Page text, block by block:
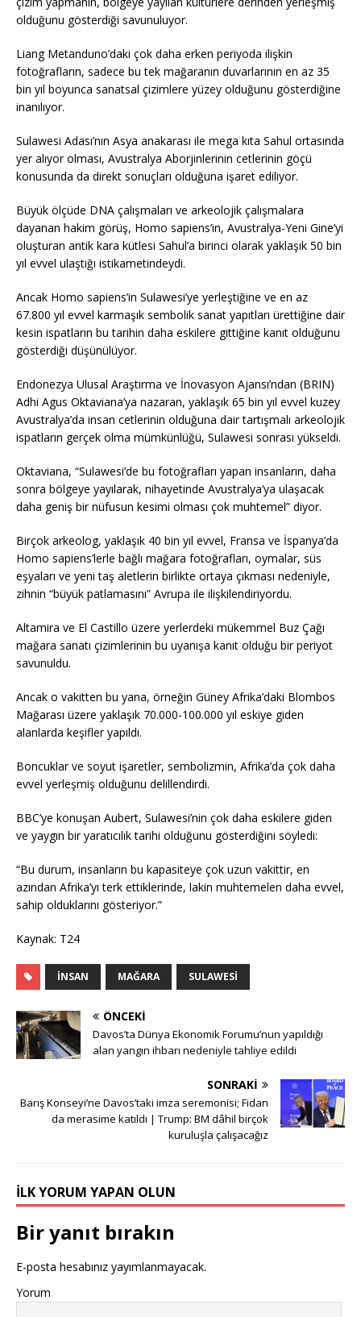
olduğunu gösterdiği savunuluyor.
Liang Metanduno’daki çok daha erken periyoda ilişkin
fotoğrafların, sadece bu tek mağaranın duvarlarının en az 35
bin yıl boyunca sanatsal çizimlere yüzey olduğunu gösterdiğine
inanılıyor.
Sulawesi Adası’nın Asya anakarası ile mega kıta Sahul ortasında
yer alıyor olması, Avustralya Aborjinlerinin cetlerinin göçü
konusunda da direkt sonuçları olduğuna işaret ediliyor.
Büyük ölçüde DNA çalışmaları ve arkeolojik çalışmalara
dayanan hakim görüş, Homo sapiens’in, Avustralya-Yeni Gine’yi
oluşturan antik kara kütlesi Sahul’a birinci olarak yaklaşık 50 bin
yıl evvel ulaştığı istikametindeydi.
Ancak Homo sapiens’in Sulawesi’ye yerleştiğine ve en az
67.800 yıl evvel karmaşık sembolik sanat yapıtları ürettiğine dair
kesin ispatların bu tarihin daha eskilere gittiğine kanıt olduğunu
gösterdiği düşünülüyor.
Endonezya Ulusal Araştırma ve İnovasyon Ajansı’ndan (BRIN)
Adhi Agus Oktaviana’ya nazaran, yaklaşık 65 bin yıl evvel kuzey
Avustralya’da insan cetlerinin olduğuna dair tartışmalı arkeolojik
ispatların gerçek olma mümkünlüğü, Sulawesi sonrası yükseldi.
Oktaviana, “Sulawesi’de bu fotoğrafları yapan insanların, daha
sonra bölgeye yayılarak, nihayetinde Avustralya’ya ulaşacak
daha geniş bir nüfusun kesimi olması çok muhtemel” diyor.
Birçok arkeolog, yaklaşık 40 bin yıl evvel, Fransa ve İspanya’da
Homo sapiens’lerle bağlı mağara fotoğrafları, oymalar, süs
eşyaları ve yeni taş aletlerin birlikte ortaya çıkması nedeniyle,
zihnin “büyük patlamasını” Avrupa ile ilişkilendiriyordu.
Altamira ve El Castillo üzere yerlerdeki mükemmel Buz Çağı
mağara sanatı çizimlerinin bu uyanışa kanıt olduğu bir periyot
savunuldu.
Ancak o vakitten bu yana, örneğin Güney Afrika’daki Blombos
Mağarası üzere yaklaşık 70.000-100.000 yıl eskiye giden
alanlarda keşifler yapıldı.
Boncuklar ve soyut işaretler, sembolizmin, Afrika’da çok daha
evvel yerleşmiş olduğunu delillendirdi.
BBC’ye konuşan Aubert, Sulawesi’nin çok daha eskilere giden
ve yaygın bir yaratıcılık tarihi olduğunu gösterdiğini söyledi:
“Bu durum, insanların bu kapasiteye çok uzun vakittir, en
azından Afrika’yı terk ettiklerinde, lakin muhtemelen daha evvel,
sahip olduklarını gösteriyor.”
Kaynak: T24
İNSAN MAĞARA SULAWESI
ÖNCEKI
Davos’ta Dünya Ekonomik Forumu’nun yapıldığı
alan yangın ihbarı nedeniyle tahliye edildi
SONRAKI
Barış Konseyi’ne Davos’taki imza seremonisi; Fidan
da merasime katıldı | Trump: BM dâhil birçok
kuruluşla çalışacağız
İLK YORUM YAPAN OLUN
Bir yanıt bırakın
E-posta hesabınız yayımlanmayacak.
Yorum